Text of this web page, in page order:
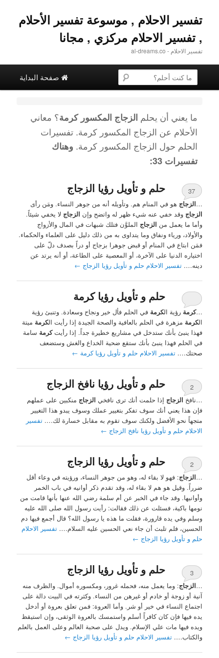
تفسير الاحلام , موسوعة تفسير الأحلام
, تفسير الاحلام مركزي , مجانا
تفسير الاحلام - al-dreams.co
القائمة الرئيسية
التخطي إلى المحتوى الأساسي
تخطي إلى المحتوى الثانوية صفحة البداية
البحث عن
ما يعني أن يحلم الزجاج المكسور كرمة؟ معاني
الأحلام عن الزجاج المكسور كرمة. تفسيرات
الحلم حول الزجاج المكسور كرمة. وهناك
تفسيرات 33:
حلم و تأويل رؤيا الزجاج
37
…الزجاج هو في المنام هم. وتأويله أنه من جوهر النساء. ومَن رأى
الزجاج وقد خفي عنه شيء ظهر له واتضح وإن الزجاج لا يخفي شيئاً.
وأما ما يعمل من الزجاج الملوَّن فتلك شبهات في المال والأزواج
والأولاد، ورياء ونفاق وما يتداوى به من ذلك دليل على العلماء والحكماء.
فمَن ابتاع في المنام أو قبض جوهرا بزجاج أو دراً بصدف دلّ على
اختياره الدنيا على الآخرة، أو المعصية على الطاعة، أو أنه يرتد عن
دينه….تفسير الاحلام حلم و تأويل رؤيا الزجاج ←
حلم و تأويل رؤيا كرمة
…كرمة رؤية الكرمة في الحلم فأل خير ونجاح وسعادة. وتنبئ رؤية
الكرمة مزهرة في الحلم بالعافية والصحة الجيدة إذا رأيت الكرمة ميتة
فهذا ينبئ بأنك ستدخل في مشاريع خطيرة جداً. إذا رأيتكرمة سامة
في الحلم فهذا ينبئ بأنك ستقع ضحية الخداع والغش وستضعف
صحتك….تفسير الاحلام حلم و تأويل رؤيا كرمة ←
حلم و تأويل رؤيا نافخ الزجاج
2
…نافخ الزجاج إذا حلمت أنك ترى نافخي الزجاج منكبين على عملهم
فإن هذا يعني أنك سوف تفكر بتغيير عملك وسوف يبدو هذا التغيير
متجهاً نحو الأفضل ولكنك سوف تقوم به مقابل خسارة لك….تفسير
الاحلام حلم و تأويل رؤيا نافخ الزجاج ←
حلم و تأويل رؤيا الزجاج
2
…الزجاج: فهو لا بقاء له، وهو من جوهر النساء، ورؤيته في وعاء أقل
ضرراً. وقيل هو هم لا بقاء له، وقد تقدم ذكر أوانيه في باب الخمر
وأوانيها. وقد جاء في الخبر عن أم سلمة رضي الله عنها بأنها قامت من
نومها باكية، فسئلت عن ذلك فقالت: رأيت رسول الله صلى الله عليه
وسلم وفي يده قارورة، فقلت ما هذه يا رسول الله؟ قال أجمع فيها دم
الحسين، فلم تلبث أن جاء نعي الحسين عليه السلام….تفسير الاحلام
حلم و تأويل رؤيا الزجاج ←
حلم و تأويل رؤيا الزجاج
3
…الزجاج: وما يعمل منه، فحمله غرور، ومكسوره أموال. والظرف منه
آنية أو زوجة أو خادم أو غيرهن من النساء. وكثرته في البيت دالة على
اجتماع النساء في خير أو شر. وأما العروة: فمن تعلق بعروة أو أدخل
يده فيها فإن كان كافراً أسلم واستمسك بالعروة الوثقى، وإن استيقظ
ويده فيها مات علي الإسلام. ويدل على صحبة العالم وعلى العمل بالعلم
والكتاب….تفسير الاحلام حلم و تأويل رؤيا الزجاج ←